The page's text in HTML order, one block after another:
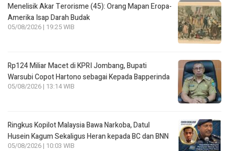
Menelisik Akar Terorisme (45): Orang Mapan Eropa-
Amerika Isap Darah Budak
05/08/2026 | 19:25 WIB
Rp124 Miliar Macet di KPRI Jombang, Bupati
Warsubi Copot Hartono sebagai Kepada Bapperinda
05/08/2026 | 13:14 WIB
Ringkus Kopilot Malaysia Bawa Narkoba, Datul
Husein Kagum Sekaligus Heran kepada BC dan BNN
05/08/2026 | 10:03 WIB